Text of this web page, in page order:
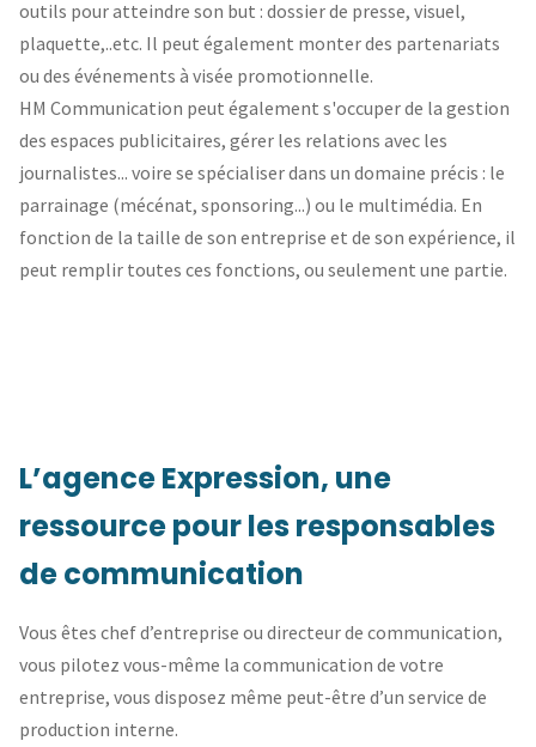
outils pour atteindre son but : dossier de presse, visuel,
plaquette,..etc. Il peut également monter des partenariats
ou des événements à visée promotionnelle.
HM Communication peut également s'occuper de la gestion
des espaces publicitaires, gérer les relations avec les
journalistes... voire se spécialiser dans un domaine précis : le
parrainage (mécénat, sponsoring...) ou le multimédia. En
fonction de la taille de son entreprise et de son expérience, il
peut remplir toutes ces fonctions, ou seulement une partie.
L’agence Expression, une
ressource pour les responsables
de communication
Vous êtes chef d’entreprise ou directeur de communication,
vous pilotez vous-même la communication de votre
entreprise, vous disposez même peut-être d’un service de
production interne.